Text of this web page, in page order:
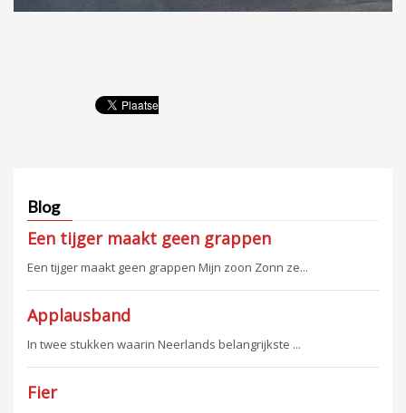
Blog
Een tijger maakt geen grappen
Een tijger maakt geen grappen Mijn zoon Zonn ze...
Applausband
In twee stukken waarin Neerlands belangrijkste ...
Fier